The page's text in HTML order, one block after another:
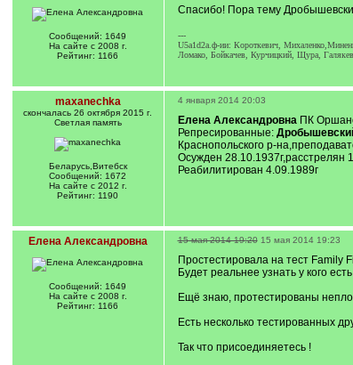
Сообщений: 1649
На сайте с 2008 г.
Рейтинг: 1166
Спасибо! Пора тему
---
U5a1d2a.ф-ии: Короткевич,
Ломако, Бойкачев, Курчицкий, Щура,
maxanechka
скончалась 26 октября 2015 г.
Светлая память
Беларусь,Витебск
Сообщений: 1672
На сайте с 2012 г.
Рейтинг: 1190
4 января 2014 20:03
Елена АлександровнаПК
Репресированные:
Краснопольского р-
Осужден 28.10.1937г,расстрелян
Реабилитирован 4.09.1989г
Елена Александровна
Сообщений: 1649
На сайте с 2008 г.
Рейтинг: 1166
15 мая 2014 19:20 15 мая 2014 19:23
Простестировала на тест Family
Будет реальнее узнать у кого
Ещё знаю, протестированы
Есть несколько тестированных
Так что присоединяетесь !